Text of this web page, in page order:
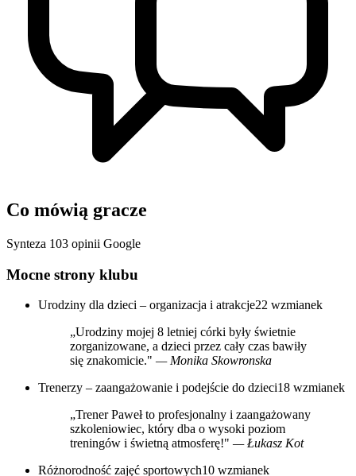
Co mówią gracze
Synteza 103 opinii Google
Mocne strony klubu
Urodziny dla dzieci – organizacja i atrakcje22 wzmianek
„Urodziny mojej 8 letniej córki były świetnie
zorganizowane, a dzieci przez cały czas bawiły
się znakomicie." — Monika Skowronska
Trenerzy – zaangażowanie i podejście do dzieci18 wzmianek
„Trener Paweł to profesjonalny i zaangażowany
szkoleniowiec, który dba o wysoki poziom
treningów i świetną atmosferę!" — Łukasz Kot
Różnorodność zajęć sportowych10 wzmianek